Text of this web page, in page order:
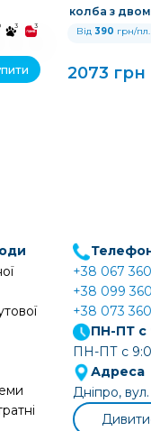
3 3
колба з
Від 390 грн/пл.
2073 грн
+38 067
+38 099
+38 073
ПН-ПТ с
ПН-ПТ с
Адреса
Дніпро,